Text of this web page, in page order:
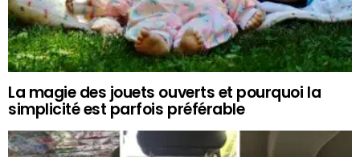
La magie des jouets ouverts et pourquoi la
simplicité est parfois préférable